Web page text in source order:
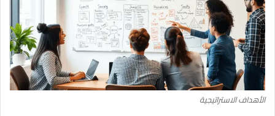
الأهداف الاستراتيجية